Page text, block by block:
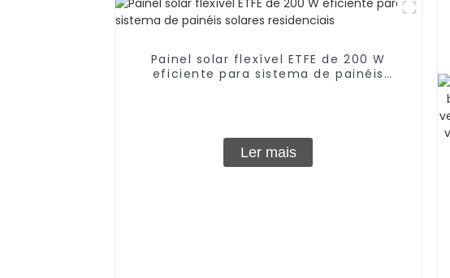
Painel solar flexível ETFE de 200 W
eficiente para sistema de painéis
Ler mais